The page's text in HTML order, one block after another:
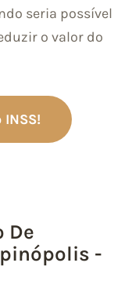
seria possível
o valor do
De
-